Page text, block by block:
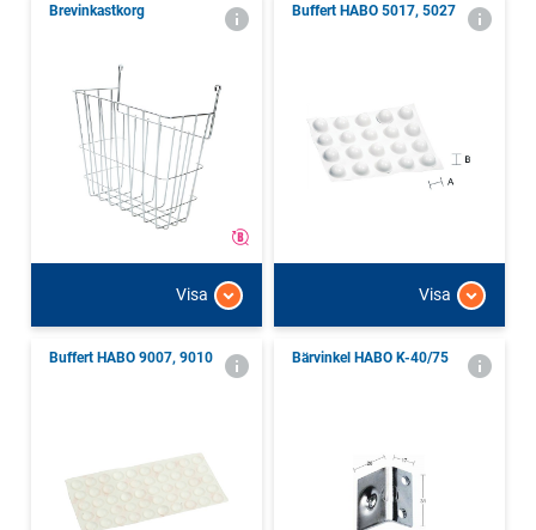
Brevinkastkorg
Visa
Buffert HABO 5017, 5027
Visa
Buffert HABO 9007, 9010 Bärvinkel HABO K-40/75